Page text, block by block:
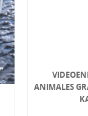
ANIMALES